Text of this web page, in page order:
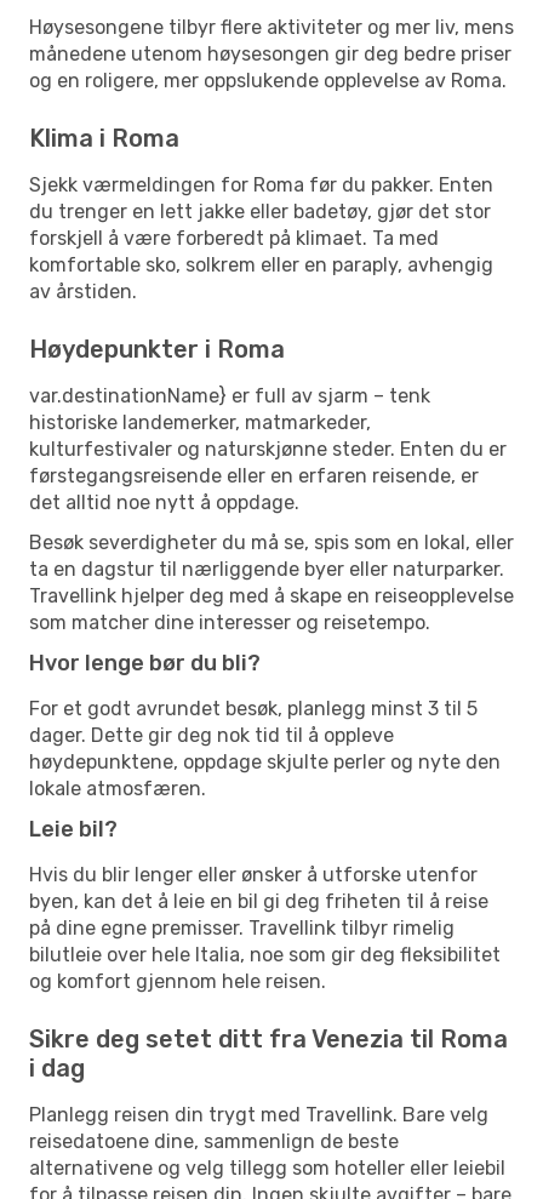
Høysesongene tilbyr flere aktiviteter og mer liv, mens
månedene utenom høysesongen gir deg bedre priser
og en roligere, mer oppslukende opplevelse av Roma.
Klima i Roma
Sjekk værmeldingen for Roma før du pakker. Enten
du trenger en lett jakke eller badetøy, gjør det stor
forskjell å være forberedt på klimaet. Ta med
komfortable sko, solkrem eller en paraply, avhengig
av årstiden.
Høydepunkter i Roma
var.destinationName} er full av sjarm – tenk
historiske landemerker, matmarkeder,
kulturfestivaler og naturskjønne steder. Enten du er
førstegangsreisende eller en erfaren reisende, er
det alltid noe nytt å oppdage.
Besøk severdigheter du må se, spis som en lokal, eller
ta en dagstur til nærliggende byer eller naturparker.
Travellink hjelper deg med å skape en reiseopplevelse
som matcher dine interesser og reisetempo.
Hvor lenge bør du bli?
For et godt avrundet besøk, planlegg minst 3 til 5
dager. Dette gir deg nok tid til å oppleve
høydepunktene, oppdage skjulte perler og nyte den
lokale atmosfæren.
Leie bil?
Hvis du blir lenger eller ønsker å utforske utenfor
byen, kan det å leie en bil gi deg friheten til å reise
på dine egne premisser. Travellink tilbyr rimelig
bilutleie over hele Italia, noe som gir deg fleksibilitet
og komfort gjennom hele reisen.
Sikre deg setet ditt fra Venezia til Roma
i dag
Planlegg reisen din trygt med Travellink. Bare velg
reisedatoene dine, sammenlign de beste
alternativene og velg tillegg som hoteller eller leiebil